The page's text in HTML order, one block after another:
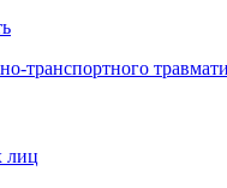
транспортного
лиц